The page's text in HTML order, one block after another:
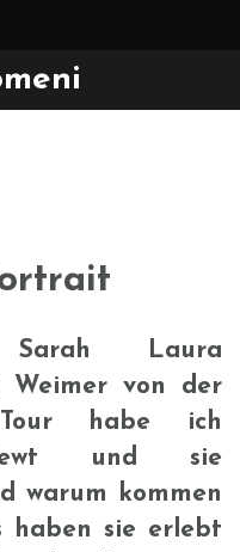
Laura
Weimer von der
habe ich
und sie
warum kommen
haben sie erlebt